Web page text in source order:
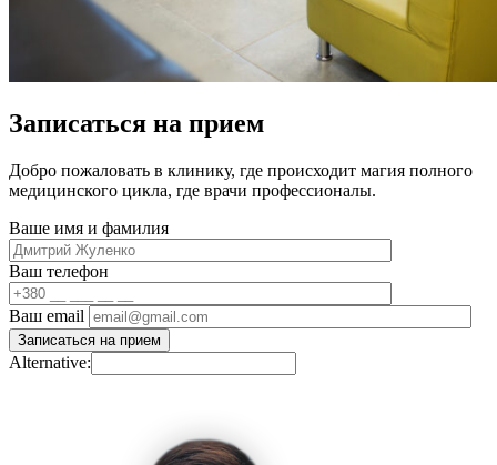
Записаться на прием
Добро пожаловать в клинику, где происходит магия полного
медицинского цикла, где врачи профессионалы.
Ваше имя и фамилия
Ваш телефон
Ваш email
Alternative: